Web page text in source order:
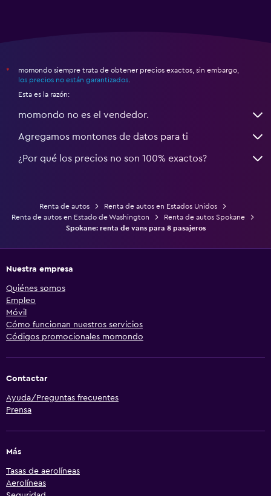
*
momondo siempre trata de obtener precios exactos, sin embargo,
los precios no están garantizados.
Esta es la razón:
momondo no es el vendedor.
Agregamos montones de datos para ti
¿Por qué los precios no son 100% exactos?
Renta de autos
Renta de autos en Estados Unidos
Renta de autos en Estado de Washington
Renta de autos Spokane
Spokane: renta de vans para 8 pasajeros
Nuestra empresa
Quiénes somos
Empleo
Móvil
Cómo funcionan nuestros servicios
Códigos promocionales momondo
Contactar
Ayuda/Preguntas frecuentes
Prensa
Más
Tasas de aerolíneas
Aerolíneas